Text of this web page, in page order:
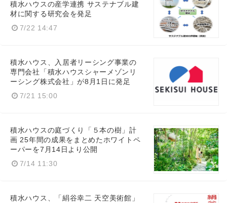
積水ハウスの産学連携 サステナブル建
材に関する研究会を発足
7/22 14:47
積水ハウス、入居者リーシング事業の
専門会社「積水ハウスシャーメゾンリ
ーシング株式会社」が8月1日に発足
7/21 15:00
積水ハウスの庭づくり「５本の樹」計
画 25年間の成果をまとめたホワイトペ
ーパーを7月14日より公開
7/14 11:30
積水ハウス、「絹谷幸二 天空美術館」